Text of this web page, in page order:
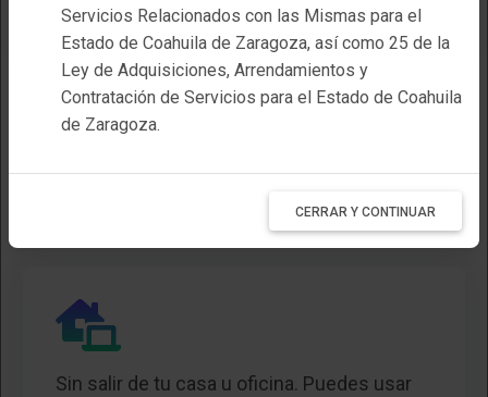
CERRAR Y CONTINUAR
Servicios Relacionados con las Mismas para el
Estado de Coahuila de Zaragoza, así como 25 de la
Ley de Adquisiciones, Arrendamientos y
Contratación de Servicios para el Estado de Coahuila
de Zaragoza.
CERRAR Y CONTINUAR
Tramitar ahora Ver Requisitos
Sin salir de tu casa u oficina. Puedes usar